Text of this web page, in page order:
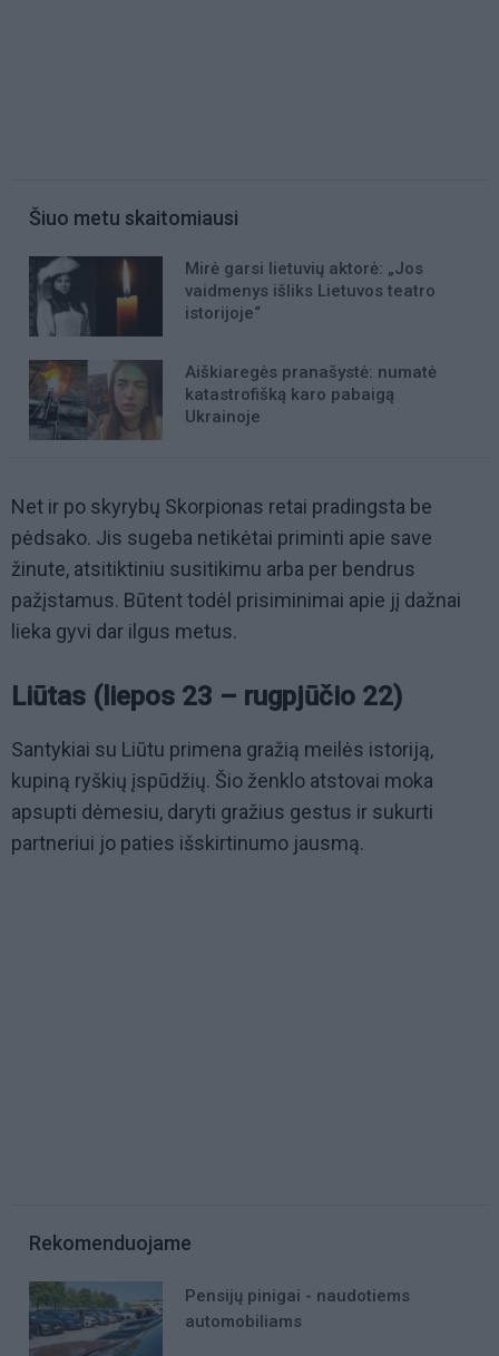
Šiuo metu skaitomiausi
Mirė garsi lietuvių aktorė: „Jos
vaidmenys išliks Lietuvos teatro
istorijoje“
Aiškiaregės pranašystė: numatė
katastrofišką karo pabaigą
Ukrainoje
Net ir po skyrybų Skorpionas retai pradingsta be
pėdsako. Jis sugeba netikėtai priminti apie save
žinute, atsitiktiniu susitikimu arba per bendrus
pažįstamus. Būtent todėl prisiminimai apie jį dažnai
lieka gyvi dar ilgus metus.
Liūtas (liepos 23 – rugpjūčio 22)
Santykiai su Liūtu primena gražią meilės istoriją,
kupiną ryškių įspūdžių. Šio ženklo atstovai moka
apsupti dėmesiu, daryti gražius gestus ir sukurti
partneriui jo paties išskirtinumo jausmą.
Rekomenduojame
Pensijų pinigai - naudotiems
automobiliams